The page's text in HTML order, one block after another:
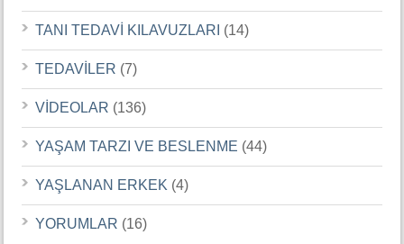
TANI TEDAVİ KILAVUZLARI (14)
TEDAVİLER (7)
VİDEOLAR (136)
YAŞAM TARZI VE BESLENME (44)
YAŞLANAN ERKEK (4)
YORUMLAR (16)